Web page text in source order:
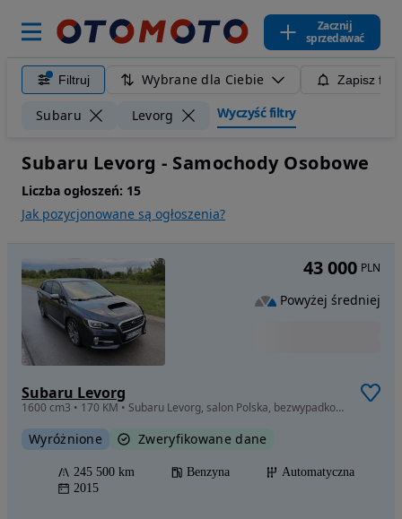
Zacznij
sprzedawać
Filtruj Wybrane dla Ciebie Zapisz
Subaru Levorg Wyczyść filtry
Subaru Levorg - Samochody Osobowe
Liczba ogłoszeń: 15
Jak pozycjonowane są ogłoszenia?
Subaru Levorg
1600 cm3 • 170 KM • Subaru Levorg, salon Polska, bezwypadkowy, od osoby pryw.
Wyróżnione Zweryfikowane dane
245 500 km Benzyna
Automatyczna
2015
43 000 PLN
Powyżej średniej